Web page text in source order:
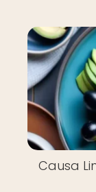
Causa